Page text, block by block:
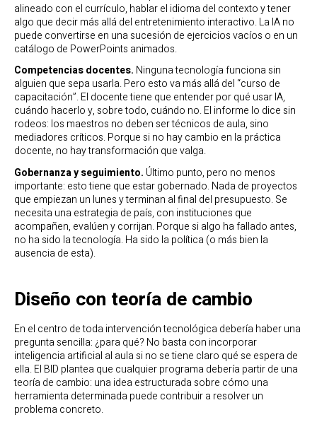
alineado con el currículo, hablar el idioma del contexto y tener
algo que decir más allá del entretenimiento interactivo. La IA no
puede convertirse en una sucesión de ejercicios vacíos o en un
catálogo de PowerPoints animados.
Competencias docentes. Ninguna tecnología funciona sin
alguien que sepa usarla. Pero esto va más allá del “curso de
capacitación”. El docente tiene que entender por qué usar IA,
cuándo hacerlo y, sobre todo, cuándo no. El informe lo dice sin
rodeos: los maestros no deben ser técnicos de aula, sino
mediadores críticos. Porque si no hay cambio en la práctica
docente, no hay transformación que valga.
Gobernanza y seguimiento. Último punto, pero no menos
importante: esto tiene que estar gobernado. Nada de proyectos
que empiezan un lunes y terminan al final del presupuesto. Se
necesita una estrategia de país, con instituciones que
acompañen, evalúen y corrijan. Porque si algo ha fallado antes,
no ha sido la tecnología. Ha sido la política (o más bien la
ausencia de esta).
Diseño con teoría de cambio
En el centro de toda intervención tecnológica debería haber una
pregunta sencilla: ¿para qué? No basta con incorporar
inteligencia artificial al aula si no se tiene claro qué se espera de
ella. El BID plantea que cualquier programa debería partir de una
teoría de cambio: una idea estructurada sobre cómo una
herramienta determinada puede contribuir a resolver un
problema concreto.